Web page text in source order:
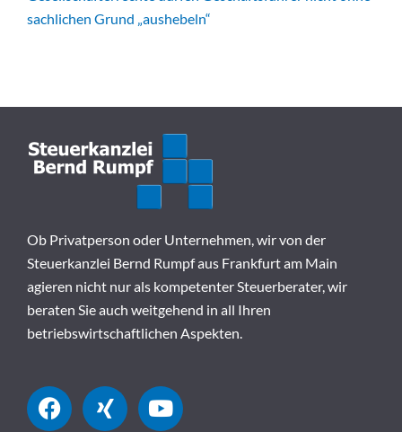
sachlichen Grund „aushebeln“
Ob Privatperson oder Unternehmen, wir von der
Steuerkanzlei Bernd Rumpf aus Frankfurt am Main
agieren nicht nur als kompetenter Steuerberater, wir
beraten Sie auch weitgehend in all Ihren
betriebswirtschaftlichen Aspekten.